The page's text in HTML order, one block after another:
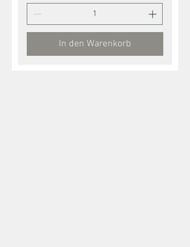
In den Warenkorb